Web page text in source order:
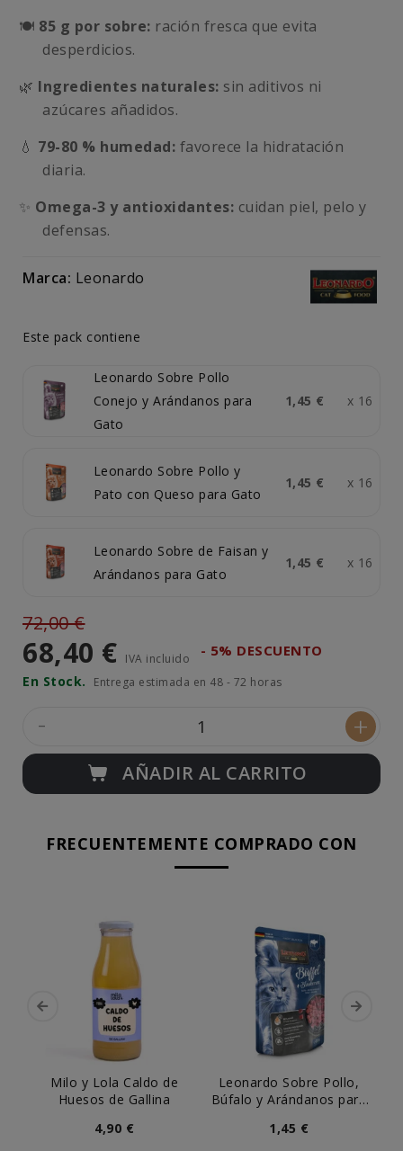
🍽️ 85 g por sobre: ración fresca que evita
desperdicios.
🌿 Ingredientes naturales: sin aditivos ni
azúcares añadidos.
💧 79-80 % humedad: favorece la hidratación
diaria.
✨ Omega-3 y antioxidantes: cuidan piel, pelo y
defensas.
Marca: Leonardo
Este pack contiene
Leonardo Sobre Pollo
Conejo y Arándanos para
Gato
1,45 € x 16
Leonardo Sobre Pollo y
Pato con Queso para Gato
1,45 € x 16
Leonardo Sobre de Faisan y
Arándanos para Gato
1,45 € x 16
72,00 €
68,40 € IVA incluido - 5% DESCUENTO
En Stock. Entrega estimada en 48 - 72 horas
- +
AÑADIR AL CARRITO
FRECUENTEMENTE COMPRADO CON
Milo y Lola Caldo de
Huesos de Gallina
4,90 €
Leonardo Sobre Pollo,
Búfalo y Arándanos para
1,45 €